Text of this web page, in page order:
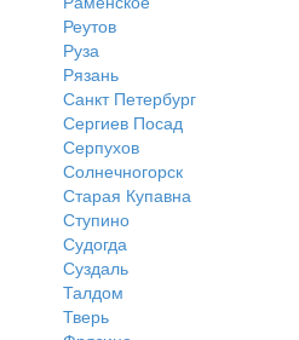
Реутов
Руза
Рязань
Санкт Петербург
Сергиев Посад
Серпухов
Солнечногорск
Старая Купавна
Ступино
Судогда
Суздаль
Талдом
Тверь